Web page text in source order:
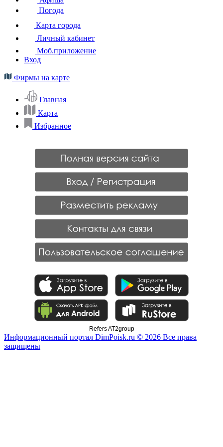
Погода
Карта города
Личный кабинет
Моб.приложение
Вход
Фирмы на карте
Главная
Карта
Избранное
Refers AT2group
Информационный портал DimPoisk.ru © 2026 Все права
защищены